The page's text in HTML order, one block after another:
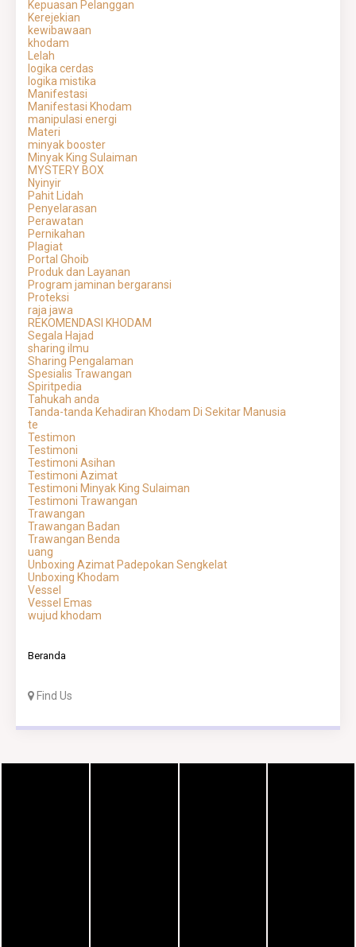
Kepuasan Pelanggan
Kerejekian
kewibawaan
khodam
Lelah
logika cerdas
logika mistika
Manifestasi
Manifestasi Khodam
manipulasi energi
Materi
minyak booster
Minyak King Sulaiman
MYSTERY BOX
Nyinyir
Pahit Lidah
Penyelarasan
Perawatan
Pernikahan
Plagiat
Portal Ghoib
Produk dan Layanan
Program jaminan bergaransi
Proteksi
raja jawa
REKOMENDASI KHODAM
Segala Hajad
sharing ilmu
Sharing Pengalaman
Spesialis Trawangan
Spiritpedia
Tahukah anda
Tanda-tanda Kehadiran Khodam Di Sekitar Manusia
te
Testimon
Testimoni
Testimoni Asihan
Testimoni Azimat
Testimoni Minyak King Sulaiman
Testimoni Trawangan
Trawangan
Trawangan Badan
Trawangan Benda
uang
Unboxing Azimat Padepokan Sengkelat
Unboxing Khodam
Vessel
Vessel Emas
wujud khodam
Beranda
Find Us